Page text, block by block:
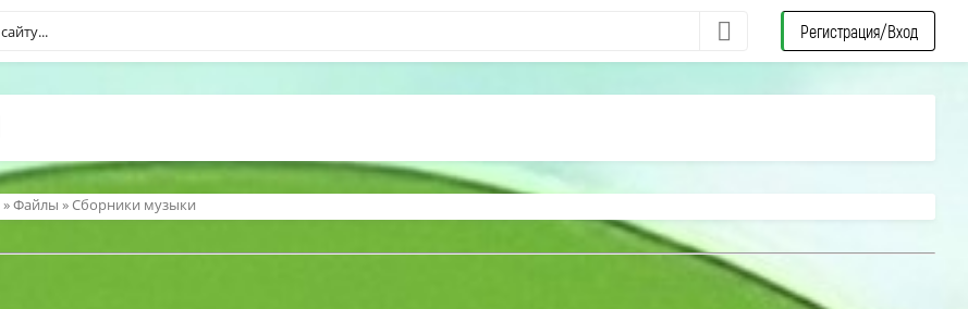
Регистрация/Вход
»Файлы »Сборники музыки